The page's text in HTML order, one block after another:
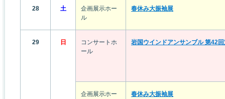
28 土
企画展示ホー
ル
春休み大振袖展
29 日
コンサートホ
ール
岩国ウインドアンサンブル 第42
企画展示ホー
春休み大振袖展